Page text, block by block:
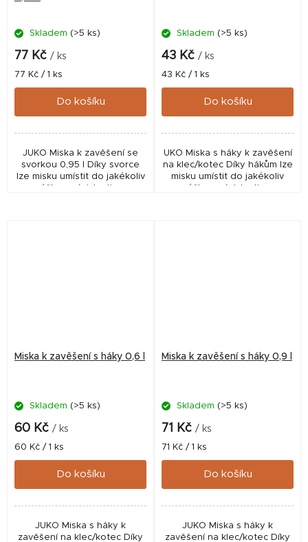
Skladem (>5 ks)
77 Kč / ks
Měrná
cena:
77 Kč / 1 ks
Do košíku
JUKO Miska k zavěšení se
svorkou 0,95 l Díky svorce
lze misku umístit do jakékoliv
výšky v závislosti na
Skladem (>5 ks)
43 Kč / ks
Měrná
cena:
43 Kč / 1 ks
Do košíku
UKO Miska s háky k zavěšení
na klec/kotec Díky hákům lze
misku umístit do jakékoliv
výšky v závislosti na
Miska k zavěšení s háky 0,6 l
Skladem (>5 ks)
60 Kč / ks
Měrná
cena:
60 Kč / 1 ks
Do košíku
JUKO Miska s háky k
zavěšení na klec/kotec Díky
Miska k zavěšení s háky 0,9 l
Skladem (>5 ks)
71 Kč / ks
Měrná
cena:
71 Kč / 1 ks
Do košíku
JUKO Miska s háky k
zavěšení na klec/kotec Díky